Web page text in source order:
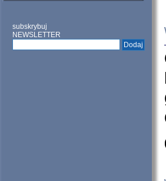
subskrybuj
NEWSLETTER